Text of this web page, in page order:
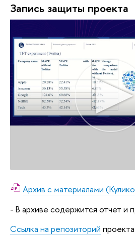
Запись защиты проекта
Архив с материалами
- В архиве содержится отчет и
Ссылка на репозиторий